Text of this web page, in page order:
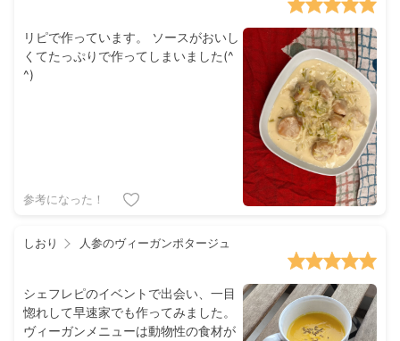
リピで作っています。 ソースがおいし
くてたっぷりで作ってしまいました(^
^)
参考になった！
しおり 人参のヴィーガンポタージュ
シェフレピのイベントで出会い、一目
惚れして早速家でも作ってみました。
ヴィーガンメニューは動物性の食材が